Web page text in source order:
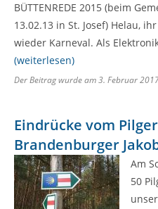
BÜTTENREDE 2015 (beim
13.02.13 in St. Josef) Helau,
wieder Karneval. Als
(weiterlesen)
Der Beitrag wurde am3. Februar
Eindrücke vom
Brandenburger
Am
50